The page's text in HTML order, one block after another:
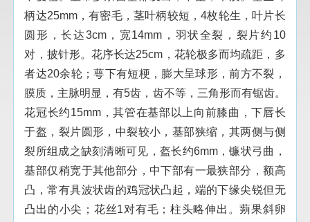
柄达25mm，有密毛，茎叶柄较短，4枚轮生，叶片长
圆形，长达3cm，宽14mm，羽状全裂，裂片约10
对，披针形。花序长达25cm，花轮极多而均疏距，多
者达20余轮；萼下有短梗，膨大呈球形，前方不裂，
膜质，主脉明显，有5齿，齿不等，三角形而有锯齿。
花冠长约15mm，其管在基部以上向前膝曲，下唇长
于盔，裂片圆形，中裂较小，基部狭缩，其两侧与侧
裂所组成之缺刻清晰可见，盔长约6mm，镰状弓曲，
基部仅稍宽于其他部分，中下部有一最狭部分，额高
凸，常有具波状齿的鸡冠状凸起，端的下缘尖锐但无
凸出的小尖；花丝1对有毛；柱头略伸出。蒴果斜卵